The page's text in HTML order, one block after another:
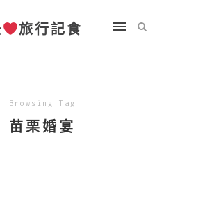
旅行記食
Browsing Tag
苗栗婚宴